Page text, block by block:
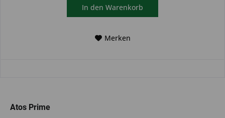
In den Warenkorb
Merken
Atos Prime